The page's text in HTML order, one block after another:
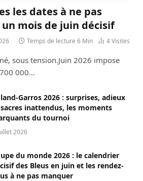
les dates à ne pas
mois de juin décisif
Temps de lecture 6 Min 4Visites
sous tension.Juin 2026 impose
000…
Garros 2026 : surprises, adieux
inattendus, les moments
du tournoi
2026
du monde 2026 : le calendrier
des Bleus en juin et les rendez-
à ne pas manquer